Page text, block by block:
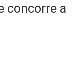
concorre a